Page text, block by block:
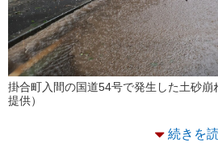
掛合町入間の国道54号で発生した土砂
提供）
続きを